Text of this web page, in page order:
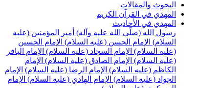
والمقالات
في القرآن الكريم
في الأحاديث
الله (صلّى الله عليه وآله) أمير المؤمنين (عليه
الإمام الحسن (عليه السلام) الإمام الحسين
الإمام السجاد (عليه السلام) الإمام الباقر
الإمام الصادق (عليه السلام) الإمام
(عليه السلام) الإمام الرضا (عليه السلام) الإمام
(عليه السلام) الإمام الهادي (عليه السلام) الإمام